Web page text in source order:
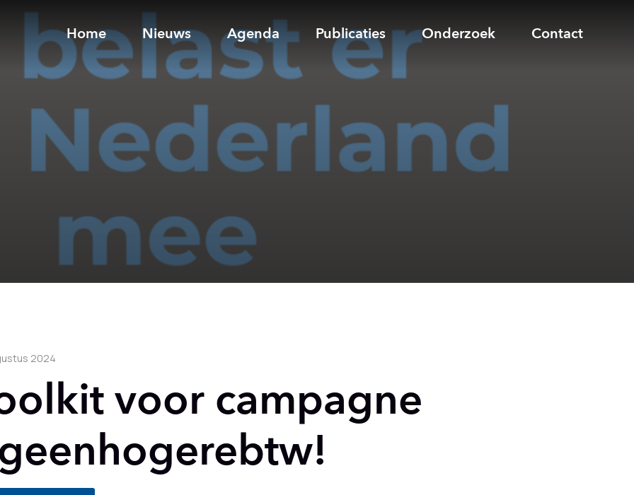
Home Nieuws Agenda Publicaties Onderzoek Contact
2024
voor campagne